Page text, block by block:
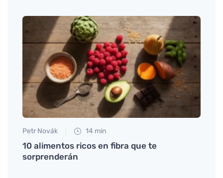
Petr Novák 14 min
10 alimentos ricos en fibra que te
sorprenderán